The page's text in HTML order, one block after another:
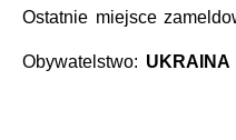
Ostatnie miejsce
Obywatelstwo: UKRAINA